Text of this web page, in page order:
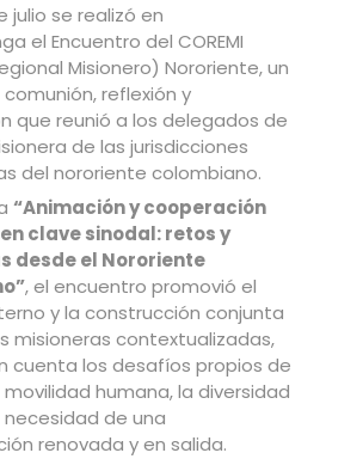
julio se realizó en
el Encuentro del COREMI
Misionero) Nororiente, un
reflexión y
que reunió a los delegados de
de las jurisdicciones
del nororiente colombiano.
“Animación y cooperación
clave sinodal: retos y
desde el Nororiente
, el encuentro promovió el
y la construcción conjunta
misioneras contextualizadas,
cuenta los desafíos propios de
movilidad humana, la diversidad
necesidad de una
renovada y en salida.